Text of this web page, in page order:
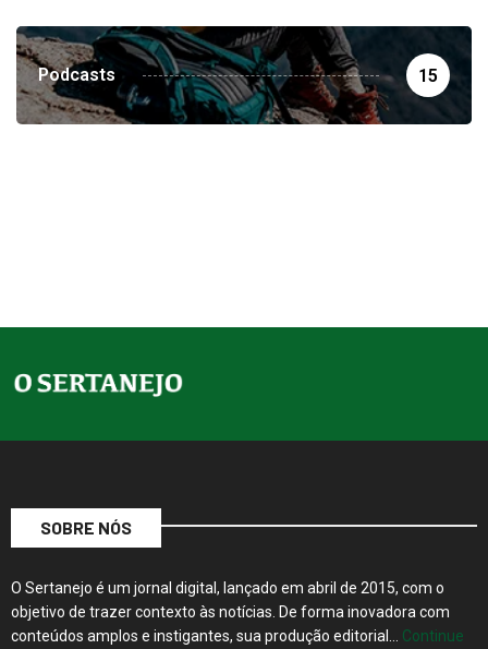
Podcasts 15
SOBRE NÓS
O Sertanejo é um jornal digital, lançado em abril de 2015, com o
objetivo de trazer contexto às notícias. De forma inovadora com
conteúdos amplos e instigantes, sua produção editorial… Continue